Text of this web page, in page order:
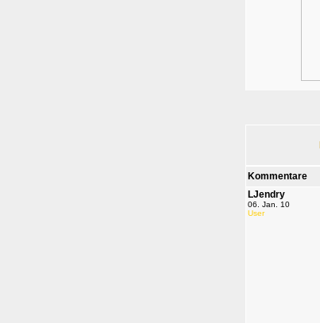
Kommentare
LJendry
06. Jan. 10
User